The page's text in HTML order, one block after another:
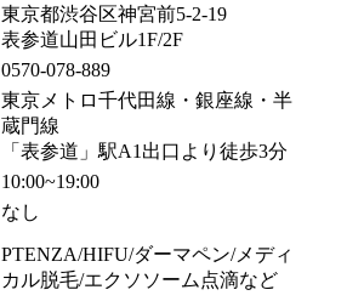
東京都渋谷区神宮前5-2-19
表参道山田ビル1F/2F
0570-078-889
東京メトロ千代田線・銀座線・半
蔵門線
「表参道」駅A1出口より徒歩3分
10:00~19:00
なし
PTENZA/HIFU/ダーマペン/メディ
カル脱毛/エクソソーム点滴など